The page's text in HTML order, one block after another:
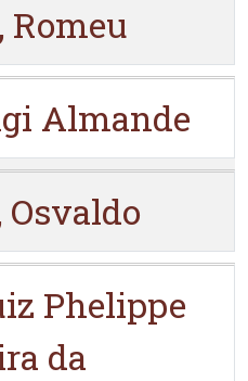
Romeu
Almande
Osvaldo
Phelippe
da